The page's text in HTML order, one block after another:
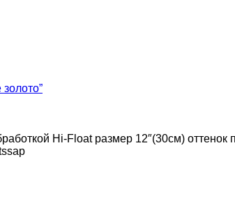
Hi-Float размер 12″(30см)